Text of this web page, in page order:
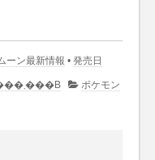
ーン最新情報 • 発売日
�R�����g�͂���܂���B
ポケモン